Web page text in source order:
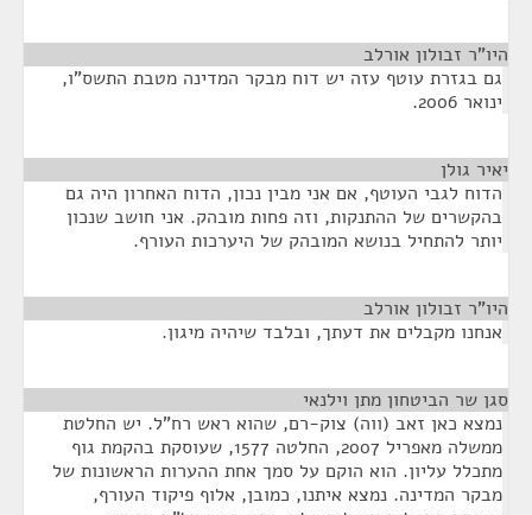
היו"ר זבולון אורלב
גם בגזרת עוטף עזה יש דוח מבקר המדינה מטבת התשס"ו,
ינואר 2006.
יאיר גולן
הדוח לגבי העוטף, אם אני מבין נכון, הדוח האחרון היה גם
בהקשרים של ההתנקות, וזה פחות מובהק. אני חושב שנכון
יותר להתחיל בנושא המובהק של היערכות העורף.
היו"ר זבולון אורלב
אנחנו מקבלים את דעתך, ובלבד שיהיה מיגון.
סגן שר הביטחון מתן וילנאי
נמצא כאן זאב (ווה) צוק-רם, שהוא ראש רח"ל. יש החלטת
ממשלה מאפריל 2007, החלטה 1577, שעוסקת בהקמת גוף
מתכלל עליון. הוא הוקם על סמך אחת ההערות הראשונות של
מבקר המדינה. נמצא איתנו, כמובן, אלוף פיקוד העורף,